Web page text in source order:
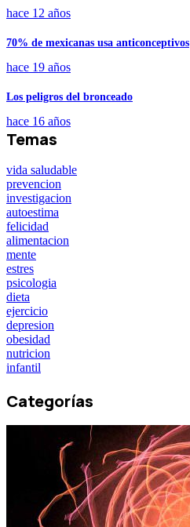
hace 12 años
70% de mexicanas usa anticonceptivos
hace 19 años
Los peligros del bronceado
hace 16 años
Temas
vida saludable
prevencion
investigacion
autoestima
felicidad
alimentacion
mente
estres
psicologia
dieta
ejercicio
depresion
obesidad
nutricion
infantil
Categorías